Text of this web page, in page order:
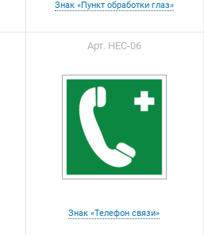
Знак «Пункт обработки глаз»
Арт. НЕС-06
Знак «Телефон связи»